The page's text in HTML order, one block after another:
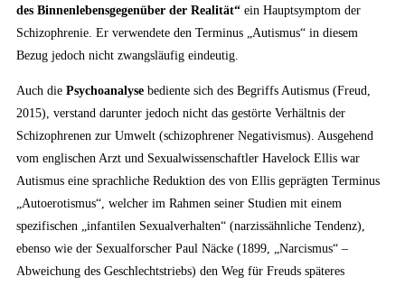
des Binnenlebensgegenüber der Realität“ ein Hauptsymptom der
Schizophrenie. Er verwendete den Terminus „Autismus“ in diesem
Bezug jedoch nicht zwangsläufig eindeutig.
Auch die Psychoanalyse bediente sich des Begriffs Autismus (Freud,
2015), verstand darunter jedoch nicht das gestörte Verhältnis der
Schizophrenen zur Umwelt (schizophrener Negativismus). Ausgehend
vom englischen Arzt und Sexualwissenschaftler Havelock Ellis war
Autismus eine sprachliche Reduktion des von Ellis geprägten Terminus
„Autoerotismus“, welcher im Rahmen seiner Studien mit einem
spezifischen „infantilen Sexualverhalten“ (narzissähnliche Tendenz),
ebenso wie der Sexualforscher Paul Näcke (1899, „Narcismus“ –
Abweichung des Geschlechtstriebs) den Weg für Freuds späteres